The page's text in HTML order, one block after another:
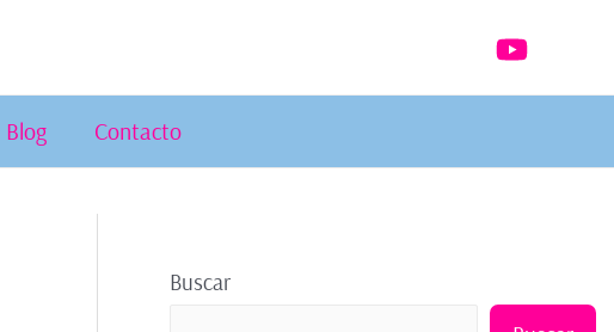
Blog Contacto
Buscar